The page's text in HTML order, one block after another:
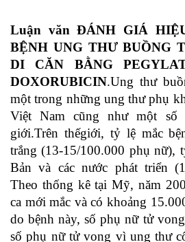
Luận văn ĐÁNH GIÁ
BỆNH UNG THƯ BUỒNG
DI CĂN BẰNG
DOXORUBICIN.Ung thư
một trong những ung thư phụ
Việt Nam cũng như một số
giới.Trên thếgiới, tỷ lệ mắc
trắng (13-15/100.000 phụ nữ),
Bản và các nước phát triển
Theo thống kê tại Mỹ, năm
ca mới mắc và có khoảng
do bệnh này, số phụ nữ tử
số phụ nữ tử vong vì ung thư